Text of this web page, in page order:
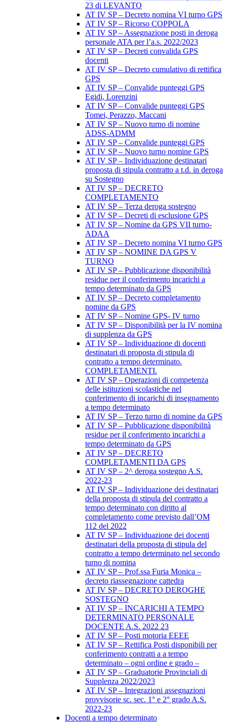
23 di LEVANTO
AT IV SP – Decreto nomina VI turno GPS
AT IV SP – Ricorso COPPOLA
AT IV SP – Assegnazione posti in deroga
personale ATA per l’a.s. 2022/2023
AT IV SP – Decreti convalida GPS
docenti
AT IV SP – Decreto cumulativo di rettifica
GPS
AT IV SP – Convalide punteggi GPS
Egidi, Lorenzini
AT IV SP – Convalide punteggi GPS
Tomei, Perazzo, Maccani
AT IV SP – Nuovo turno di nomine
ADSS-ADMM
AT IV SP – Convalide punteggi GPS
AT IV SP – Nuovo turno nomine GPS
AT IV SP – Individuazione destinatari
proposta di stipula contratto a t.d. in deroga
su Sostegno
AT IV SP – DECRETO
COMPLETAMENTO
AT IV SP – Terza deroga sostegno
AT IV SP – Decreti di esclusione GPS
AT IV SP – Nomine da GPS VII turno-
ADAA
AT IV SP – Decreto nomina VI turno GPS
AT IV SP – NOMINE DA GPS V
TURNO
AT IV SP – Pubblicazione disponibilità
residue per il conferimento incarichi a
tempo determinato da GPS
AT IV SP – Decreto completamento
nomine da GPS
AT IV SP – Nomine GPS- IV turno
AT IV SP – Disponibilità per la IV nomina
di supplenza da GPS
AT IV SP – Individuazione di docenti
destinatari di proposta di stipula di
contratto a tempo determinato.
COMPLETAMENTI.
AT IV SP – Operazioni di competenza
delle istituzioni scolastiche nel
conferimento di incarichi di insegnamento
a tempo determinato
AT IV SP – Terzo turno di nomine da GPS
AT IV SP – Pubblicazione disponibilità
residue per il conferimento incarichi a
tempo determinato da GPS
AT IV SP – DECRETO
COMPLETAMENTI DA GPS
AT IV SP – 2^ deroga sostegno A.S.
2022-23
AT IV SP – Individuazione dei destinatari
della proposta di stipula del contratto a
tempo determinato con diritto al
completamento come previsto dall’OM
112 del 2022
AT IV SP – Individuazione dei docenti
destinatari della proposta di stipula del
contratto a tempo determinato nel secondo
turno di nomina
AT IV SP – Prof.ssa Furia Monica –
decreto riassegnazione cattedra
AT IV SP – DECRETO DEROGHE
SOSTEGNO
AT IV SP – INCARICHI A TEMPO
DETERMINATO PERSONALE
DOCENTE A.S. 2022 23
AT IV SP – Posti motoria EEEE
AT IV SP – Rettifica Posti disponibili per
conferimento contratti a a tempo
determinato – ogni ordine e grado –
AT IV SP – Graduatorie Provinciali di
Supplenza 2022/2023
AT IV SP – Integrazioni assegnazioni
provvisorie sc. sec. 1° e 2° grado A.S.
2022-23
Docenti a tempo determinato